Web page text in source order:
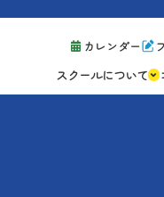
カレンダー
スクールについて